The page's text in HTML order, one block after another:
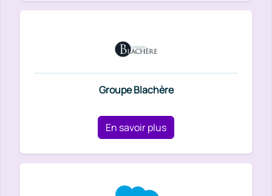
Groupe Blachère
En savoir plus